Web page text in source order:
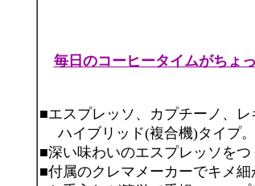
毎日のコーヒータイムがちょ
■エスプレッソ、カプチーノ、
ハイブリッド(複合機)タイプ。
■深い味わいのエスプレッソをつ
■付属のクレマメーカーでキメ細